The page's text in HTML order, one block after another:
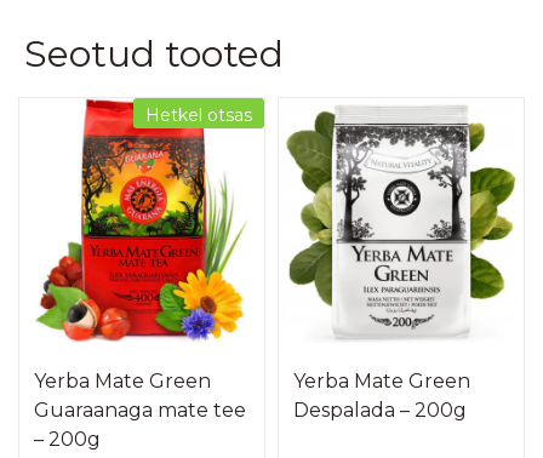
Seotud tooted
Hetkel otsas
Yerba Mate Green
Guaraanaga mate tee
– 200g
Yerba Mate Green
Despalada – 200g